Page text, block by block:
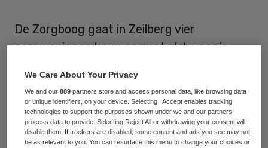
De Zorgboog gaat in Zeilberg vier
zorgwoningen bouwen, met plek voor in
zorgorganisatie tekende op 7 april een
overeenkomt met de gemeente Deurne,
ontwikkelingsbedrijf Van der Heijden en
ABB Ontwikkeling, de eigenaar van het
We Care About Your Privacy
We and our889 partners store and access personal data, like browsing data
or unique identifiers, on your device. Selecting I Accept enables tracking
technologies to support the purposes shown under we and our partners
process data to provide. Selecting Reject All or withdrawing your consent will
disable them. If trackers are disabled, some content and ads you see may not
be as relevant to you. You can resurface this menu to change your choices or